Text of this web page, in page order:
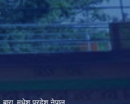
बारा, मधेश प्रदेश नेपाल